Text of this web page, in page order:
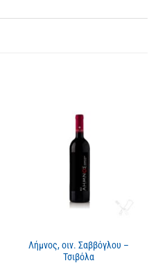
Λήμνος, οιν. Σαββόγλου –
Τσιβόλα